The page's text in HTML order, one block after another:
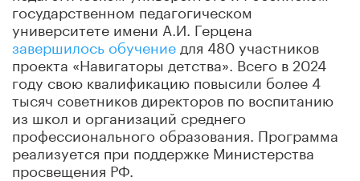
государственном педагогическом
университете имени А.И. Герцена
завершилось обучение для 480 участников
проекта «Навигаторы детства». Всего в 2024
году свою квалификацию повысили более 4
тысяч советников директоров по воспитанию
из школ и организаций среднего
профессионального образования. Программа
реализуется при поддержке Министерства
просвещения РФ.